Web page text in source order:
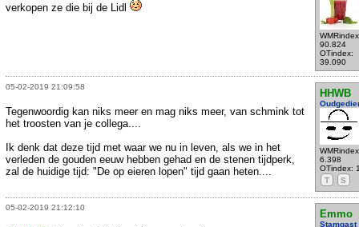
90.824
OTindex:
39.090
verkopen ze die bij de Lidl
05-02-2019 21:09:58
HHWB
6.398
OTindex:
T
S
Tegenwoordig kan niks meer en mag niks meer, van schmink tot
het troosten van je collega....
Ik denk dat deze tijd met waar we nu in leven, als we in het
verleden de gouden eeuw hebben gehad en de stenen tijdperk,
zal de huidige tijd: "De op eieren lopen" tijd gaan heten....
05-02-2019 21:12:10
Emmo
Stamgast